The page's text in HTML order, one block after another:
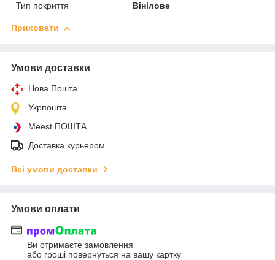
Тип покриття
Вінілове
Приховати
Умови доставки
Нова Пошта
Укрпошта
Meest ПОШТА
Доставка курьером
Всі умови доставки
Умови оплати
Ви отримаєте замовлення
або гроші повернуться на вашу картку